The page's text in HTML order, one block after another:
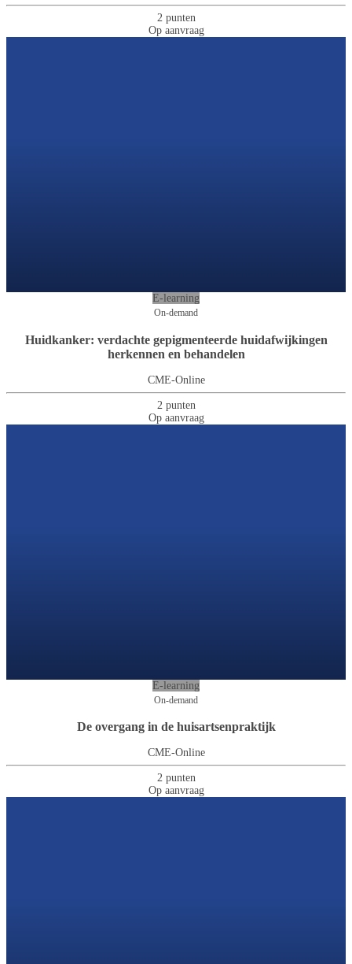
2 punten
Op aanvraag
E-learning
On-demand
Huidkanker: verdachte gepigmenteerde huidafwijkingen
herkennen en behandelen
CME-Online
2 punten
Op aanvraag
E-learning
On-demand
De overgang in de huisartsenpraktijk
CME-Online
2 punten
Op aanvraag